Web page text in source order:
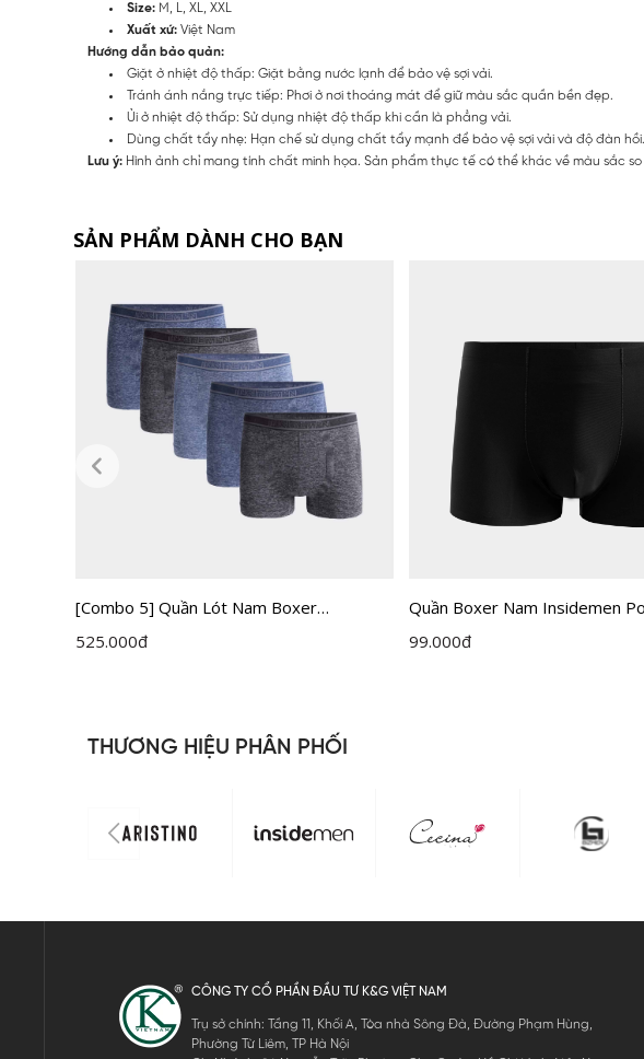
Size: M, L, XL, XXL
Xuất xứ: Việt Nam
Hướng dẫn bảo quản:
Giặt ở nhiệt độ thấp: Giặt bằng nước lạnh để bảo vệ sợi vải.
Tránh ánh nắng trực tiếp: Phơi ở nơi thoáng mát để giữ màu sắc quần bền đẹp.
Ủi ở nhiệt độ thấp: Sử dụng nhiệt độ thấp khi cần là phẳng vải.
Dùng chất tẩy nhẹ: Hạn chế sử dụng chất tẩy mạnh để bảo vệ sợi vải và độ đàn hồi.
Lưu ý: Hình ảnh chỉ mang tính chất minh họa. Sản phẩm thực tế có thể khác về màu sắc
SẢN PHẨM DÀNH CHO BẠN
[Combo 5] Quần Lót Nam Boxer
Insidemen IBX005EXP05
525.000đ
Quần Boxer Nam Insidemen
IBX502EDP01
99.000đ
THƯƠNG HIỆU PHÂN PHỐI
CÔNG TY CỔ PHẦN ĐẦU TƯ K&G VIỆT NAM
Trụ sở chính: Tầng 11, Khối A, Tòa nhà Sông Đà, Đường Phạm Hùng,
Phường Từ Liêm, TP Hà Nội